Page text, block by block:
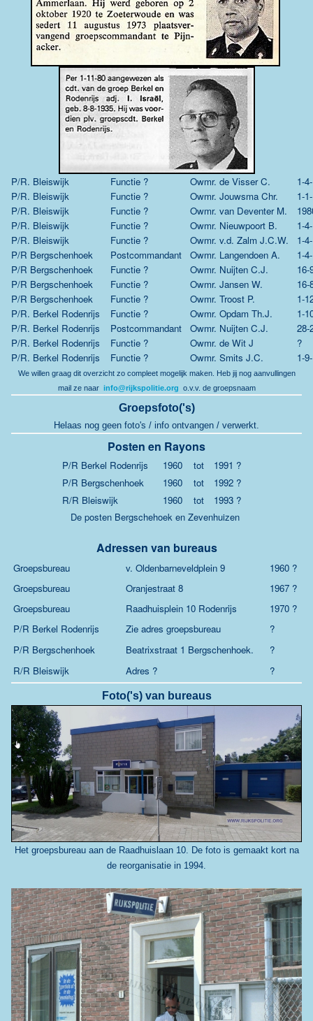
P/R. Bleiswijk Functie ? Owmr. de Visser C.
1-
P/R. Bleiswijk
Functie ? Owmr. Jouwsma Chr.
1-
P/R. Bleiswijk
Functie ? Owmr. van Deventer M.
P/R. Bleiswijk
Functie ? Owmr. Nieuwpoort B.
1-
P/R. Bleiswijk
Functie ? Owmr. v.d. Zalm J.C.W.
1-
P/R Bergschenhoek
Postcommandant Owmr. Langendoen A.
1-
P/R Bergschenhoek
Functie ? Owmr. Nuijten C.J.
16-
P/R Bergschenhoek
Functie ? Owmr. Jansen W.
16-
P/R Bergschenhoek
Functie ? Owmr. Troost P.
1-
P/R. Berkel Rodenrijs
Functie ? Owmr. Opdam Th.J.
1-
P/R. Berkel Rodenrijs
Postcommandant Owmr. Nuijten C.J.
28-
P/R. Berkel Rodenrijs
Functie ? Owmr. de Wit J
?
P/R. Berkel Rodenrijs
Functie ? Owmr. Smits J.C. 1-
We willen graag dit overzicht zo compleet mogelijk maken. Heb jij nog aanvullingen
mail ze naar info@rijkspolitie.org o.v.v. de groepsnaam
Groepsfoto('s)
Helaas nog geen foto's / info ontvangen / verwerkt.
Posten en Rayons
P/R Berkel Rodenrijs 1960 tot
1991 ?
P/R Bergschenhoek
1960 tot
1992 ?
R/R Bleiswijk
1960 tot
1993 ?
De posten Bergschehoek en Zevenhuizen
Adressen van bureaus
Groepsbureau v. Oldenbarneveldplein 9
1960 ?
Groepsbureau
Oranjestraat 8
1967 ?
Groepsbureau
Raadhuisplein 10 Rodenrijs
1970 ?
P/R Berkel Rodenrijs
Zie adres groepsbureau
?
P/R Bergschenhoek
Beatrixstraat 1 Bergschenhoek.
?
R/R Bleiswijk
Adres ? ?
Foto('s) van bureaus
Het groepsbureau aan de Raadhuislaan 10. De foto is gemaakt kort na
de reorganisatie in 1994.